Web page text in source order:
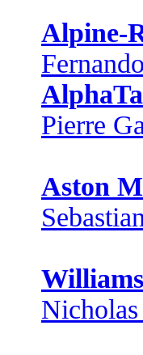
Alpine-
Pierre
Aston